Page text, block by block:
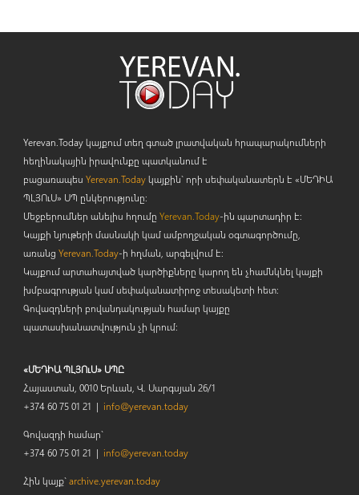
Yerevan.Today կայքում տեղ գտած լրատվական հրապարակումների
հեղինակային իրավունքը պատկանում է
բացառապես Yerevan.Todayկայքին` որի սեփականատերն է «ՄԵԴԻԱ
ՊԼՅՈւՍ» ՍՊ ընկերությունը։
Մեջբերումներ անելիս հղումը Yerevan.Today-ին պարտադիր է:
Կայքի նյութերի մասնակի կամ ամբողջական օգտագործումը,
առանց Yerevan.Today-ի հղման, արգելվում է:
Կայքում արտահայտված կարծիքները կարող են չհամնկնել կայքի
խմբագրության կամ սեփականատիրոջ տեսակետի հետ:
Գովազդների բովանդակության համար կայքը
պատասխանատվություն չի կրում:
«ՄԵԴԻԱ ՊԼՅՈւՍ» ՍՊԸ
Հայաստան, 0010 Երևան, Վ. Սարգսյան 26/1
+374 60 75 01 21 | info@yerevan.today
Գովազդի համար`
+374 60 75 01 21 | info@yerevan.today
Հին կայք`archive.yerevan.today